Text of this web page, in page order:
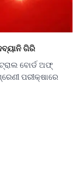
ଗିରି
ବୋର୍ଡ ଅଫ୍
ପରୀକ୍ଷାରେ